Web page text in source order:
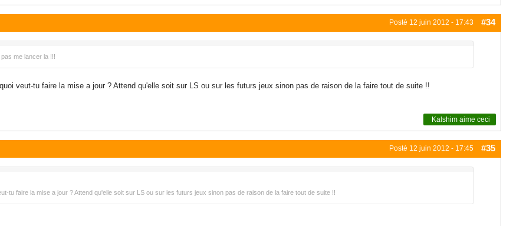
Posté 12 juin 2012 - 17:43 #34
me lancer la !!!
veut-tu faire la mise a jour ? Attend qu'elle soit sur LS ou sur les futurs jeux sinon pas de raison de la faire tout de suite !!
Kalshim aime ceci
Posté 12 juin 2012 - 17:45 #35
tu faire la mise a jour ? Attend qu'elle soit sur LS ou sur les futurs jeux sinon pas de raison de la faire tout de suite !!